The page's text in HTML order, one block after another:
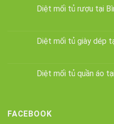
Diệt mối tủ rượu tại
Diệt mối tủ giày dép
Diệt mối tủ quần áo
FACEBOOK